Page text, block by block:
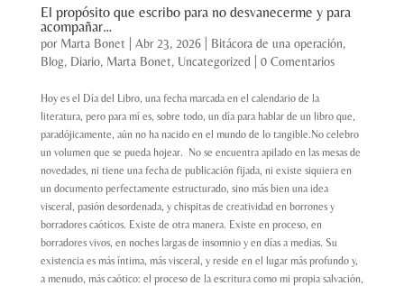
El propósito que escribo para no desvanecerme y para
acompañar…
por Marta Bonet Abr 23, 2026| Bitácora de una operación,
Blog, Diario, Marta Bonet, Uncategorized 0 Comentarios
Hoy es el Día del Libro, una fecha marcada en el calendario de la
literatura, pero para mí es, sobre todo, un día para hablar de un libro que,
paradójicamente, aún no ha nacido en el mundo de lo tangible.No celebro
un volumen que se pueda hojear. No se encuentra apilado en las mesas de
novedades, ni tiene una fecha de publicación fijada, ni existe siquiera en
un documento perfectamente estructurado, sino más bien una idea
visceral, pasión desordenada, y chispitas de creatividad en borrones y
borradores caóticos. Existe de otra manera. Existe en proceso, en
borradores vivos, en noches largas de insomnio y en días a medias. Su
existencia es más íntima, más visceral, y reside en el lugar más profundo y,
a menudo, más caótico: el proceso de la escritura como mi propia salvación,